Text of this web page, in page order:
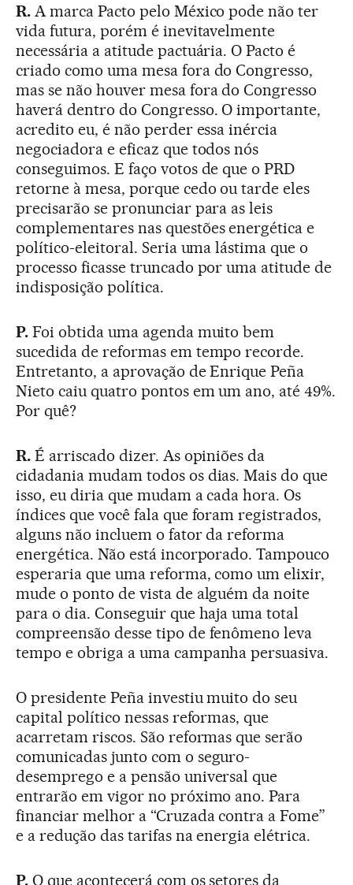
R.A marca Pacto pelo México pode não ter
vida futura, porém é inevitavelmente
necessária a atitude pactuária. O Pacto é
criado como uma mesa fora do Congresso,
mas se não houver mesa fora do Congresso
haverá dentro do Congresso. O importante,
acredito eu, é não perder essa inércia
negociadora e eficaz que todos nós
conseguimos. E faço votos de que o PRD
retorne à mesa, porque cedo ou tarde eles
precisarão se pronunciar para as leis
complementares nas questões energética e
político-eleitoral. Seria uma lástima que o
processo ficasse truncado por uma atitude de
indisposição política.
P.Foi obtida uma agenda muito bem
sucedida de reformas em tempo recorde.
Entretanto, a aprovação de Enrique Peña
Nieto caiu quatro pontos em um ano, até 49%.
Por quê?
R.É arriscado dizer. As opiniões da
cidadania mudam todos os dias. Mais do que
isso, eu diria que mudam a cada hora. Os
índices que você fala que foram registrados,
alguns não incluem o fator da reforma
energética. Não está incorporado. Tampouco
esperaria que uma reforma, como um elixir,
mude o ponto de vista de alguém da noite
para o dia. Conseguir que haja uma total
compreensão desse tipo de fenômeno leva
tempo e obriga a uma campanha persuasiva.
O presidente Peña investiu muito do seu
capital político nessas reformas, que
acarretam riscos. São reformas que serão
comunicadas junto com o seguro-
desemprego e a pensão universal que
entrarão em vigor no próximo ano. Para
financiar melhor a “Cruzada contra a Fome”
e a redução das tarifas na energia elétrica.
P.O que acontecerá com os setores da